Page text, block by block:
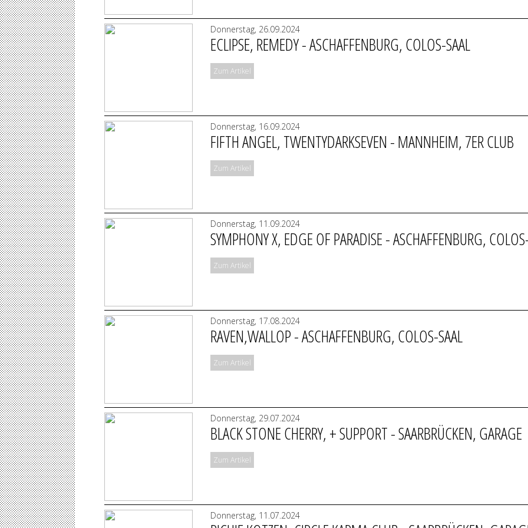
Donnerstag, 26.09.2024
ECLIPSE, REMEDY - ASCHAFFENBURG, COLOS-SAAL
Zum Artikel
Donnerstag, 16.09.2024
FIFTH ANGEL, TWENTYDARKSEVEN - MANNHEIM, 7ER CLUB
Zum Artikel
Donnerstag, 11.09.2024
SYMPHONY X, EDGE OF PARADISE - ASCHAFFENBURG,
Zum Artikel
Donnerstag, 17.08.2024
RAVEN,WALLOP - ASCHAFFENBURG, COLOS-SAAL
Zum Artikel
Donnerstag, 29.07.2024
BLACK STONE CHERRY, + SUPPORT - SAARBRÜCKEN, GARAGE
Zum Artikel
Donnerstag, 11.07.2024